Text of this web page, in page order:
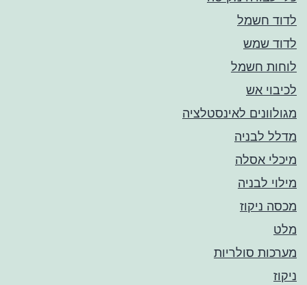
לדוד חשמל
לדוד שמש
לוחות חשמל
לכיבוי אש
מגולוונים לאינסטלציה
מדלל לבניה
מיכלי אסלה
מילוי לבניה
מכסה ניקוז
מלט
מערכות סולריות
ניקוז